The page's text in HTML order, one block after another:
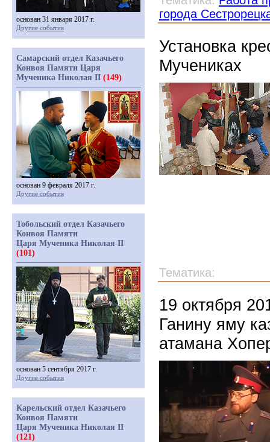
города
Установка
Мучениках
Тематика:
19 октября
Ганину яму
атамана
основан 31 января 2017 г.
Другие события
Самарский отдел Казачьего
Конвоя Памяти Царя
Мученика Николая II (149)
основан 9 февраля 2017 г.
Другие события
Тобольский отдел Казачьего
Конвоя Памяти
Царя Мученика Николая II
(101)
основан 5 сентября 2017 г.
Другие события
Карельский отдел Казачьего
Конвоя Памяти
Царя Мученика Николая II
(121)